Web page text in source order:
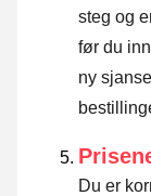
steg og
før du
ny
Du er